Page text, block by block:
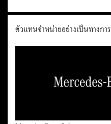
ตัวแทนจำหน่ายอย่างเป็นทางการ